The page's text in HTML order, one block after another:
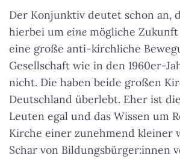
Der Konjunktiv deutet schon an,
hierbei um eine mögliche
eine große anti-kirchliche
Gesellschaft wie in den 1960er-
nicht. Die haben beide großen
Deutschland überlebt. Eher ist
Leuten egal und das Wissen um
Kirche einer zunehmend kleiner
Schar von Bildungsbürger:innen